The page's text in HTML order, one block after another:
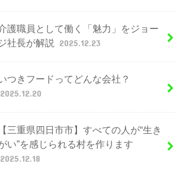
護職員として働く「魅力」をジョー
社長が解説
2025.12.23
つきフードってどんな会社？
2025.12.20
【三重県四日市市】すべての人が“生き
い”を感じられる村を作ります
2025.12.18